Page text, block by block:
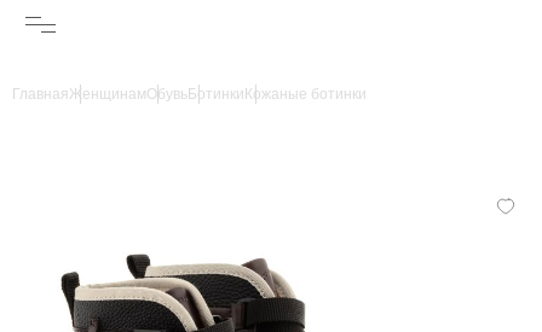
ГлавнаяЖенщинамОбувьБотинки Кожаные ботинки